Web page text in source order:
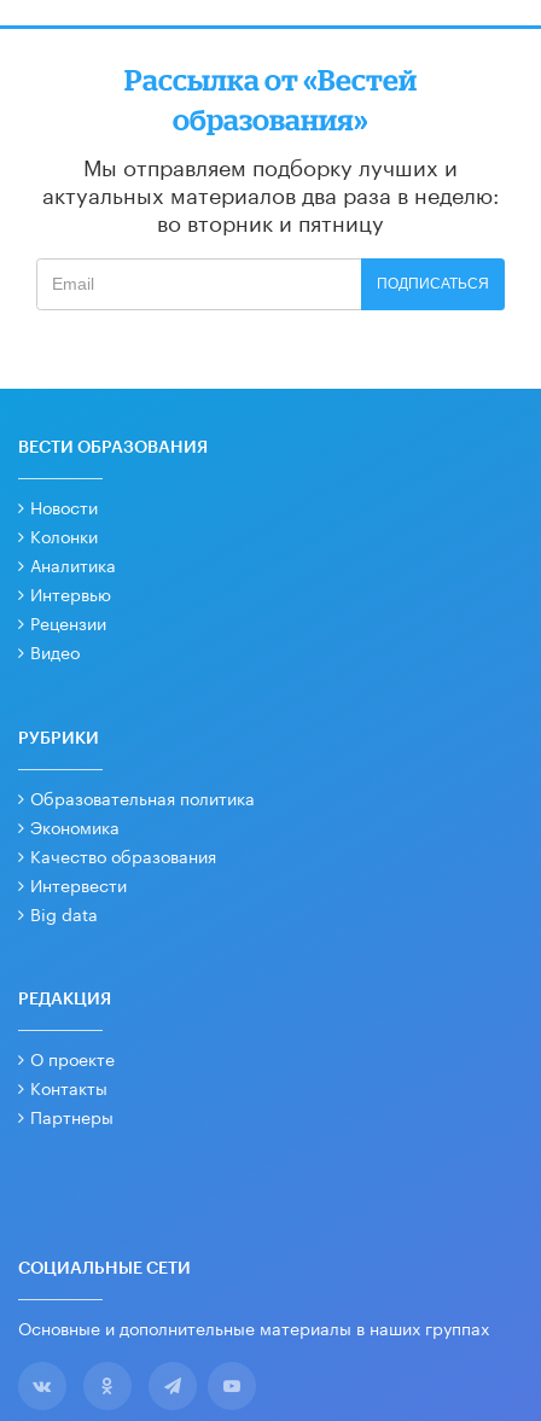
Рассылка от «Вестей
образования»
Мы отправляем подборку лучших и
актуальных материалов два раза в неделю:
во вторник и пятницу
ПОДПИСАТЬСЯ
ВЕСТИ ОБРАЗОВАНИЯ
Новости
Колонки
Аналитика
Интервью
Рецензии
Видео
РУБРИКИ
Образовательная политика
Экономика
Качество образования
Интервести
Big data
РЕДАКЦИЯ
О проекте
Контакты
Партнеры
СОЦИАЛЬНЫЕ СЕТИ
Основные и дополнительные материалы в наших группах